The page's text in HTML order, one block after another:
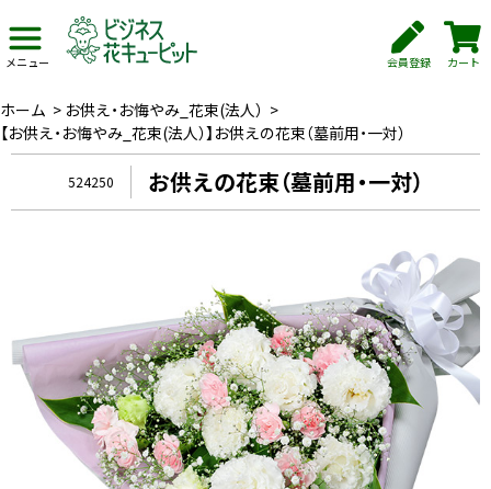
メニュー 会員登録 カート
ホーム > お供え・お悔やみ_花束(法人） >
【お供え・お悔やみ_花束(法人）】お供えの花束（墓前用・一対）
524250 お供えの花束（墓前用・一対）